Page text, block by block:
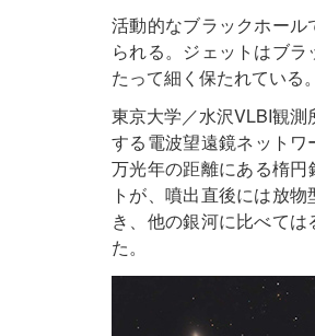
活動的なブラックホー
られる。ジェットはブ
たって細く保たれている
東京大学／水沢VLBI観
する電波望遠鏡ネットワ
万光年の距離にある楕
トが、噴出直後には放
き、他の銀河に比べて
た。